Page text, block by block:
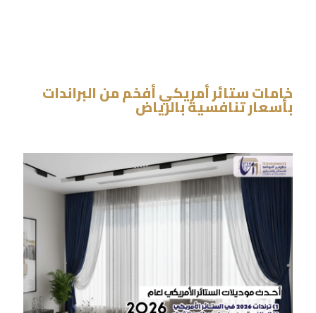
خامات ستائر أمريكي أفخم من البراندات
بأسعار تنافسية بالرياض